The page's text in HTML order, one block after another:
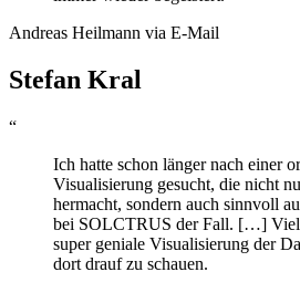
Andreas Heilmann via E-Mail
Stefan Kral
“
Ich hatte schon länger nach einer
Visualisierung gesucht, die nicht
hermacht, sondern auch sinnvoll
bei SOLCTRUS der Fall. […]
super geniale Visualisierung der
dort drauf zu schauen.